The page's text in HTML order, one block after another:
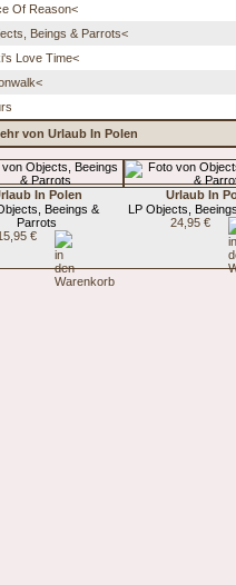
Of Reason<
Beings & Parrots<
Love Time<
von Urlaub In Polen
In Polen
Beeings &
Parrots
€
Urlaub In
LP Objects,
24,95 €